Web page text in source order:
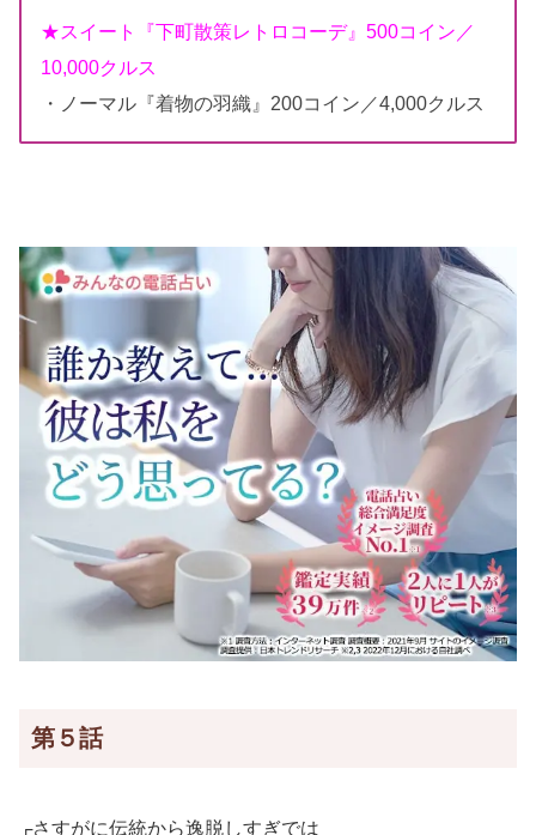
★スイート『下町散策レトロコーデ』500コイン／
10,000クルス
・ノーマル『着物の羽織』200コイン／4,000クルス
第５話
┌さすがに伝統から逸脱しすぎでは